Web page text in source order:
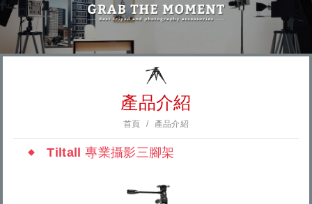
產品介紹
首頁 產品介紹
Tiltall 專業攝影三腳架
忘記密碼
訂單查詢
個人資料修改
會員登出
填寫匯款通知